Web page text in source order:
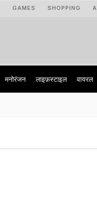
GAMES SHOPPING
मनोरंजन लाइफ़स्टाइल वायरल